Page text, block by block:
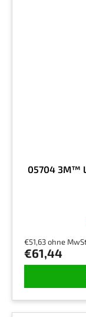
05704 3M™
€51,63 ohne
€61,44